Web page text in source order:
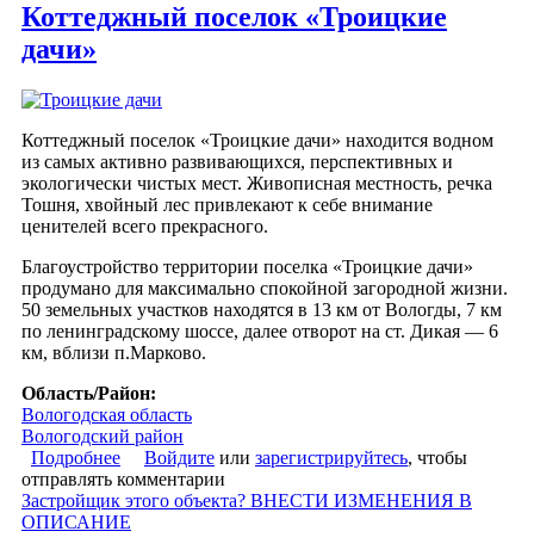
Коттеджный поселок «Троицкие
дачи»
Коттеджный поселок «Троицкие дачи» находится водном
из самых активно развивающихся, перспективных и
экологически чистых мест. Живописная местность, речка
Тошня, хвойный лес привлекают к себе внимание
ценителей всего прекрасного.
Благоустройство территории поселка «Троицкие дачи»
продумано для максимально спокойной загородной жизни.
50 земельных участков находятся в 13 км от Вологды, 7 км
по ленинградскому шоссе, далее отворот на ст. Дикая — 6
км, вблизи п.Марково.
Область/Район:
Вологодская область
Вологодский район
Подробнее о Коттеджный поселок «Троицкие дачи»
Войдите или зарегистрируйтесь, чтобы
отправлять комментарии
Застройщик этого объекта? ВНЕСТИ ИЗМЕНЕНИЯ В
ОПИСАНИЕ